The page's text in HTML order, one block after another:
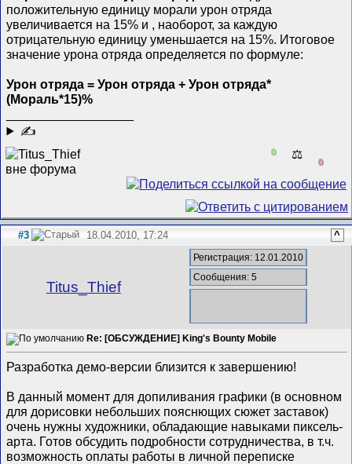
положительную единицу морали урон отряда
увеличивается на 15% и , наоборот, за каждую
отрицательную единицу уменьшается на 15%. Итоговое
значение урона отряда определяется по формуле:
Урон отряда = Урон отряда + Урон отряда*
(Мораль*15)%
✍
0 ⚖️
0
#3 18.04.2010, 17:24 ^
Titus_Thief
Регистрация: 12.01.2010
Сообщения: 5
Re: [ОБСУЖДЕНИЕ] King's Bounty Mobile
Разработка демо-версии близится к завершению!
В данный момент для допиливания графики (в основном
для дорисовки небольших пояснющих сюжет заставок)
очень нужны художники, обладающие навыками пиксель-
арта. Готов обсудить подробности сотрудничества, в т.ч.
возможность оплаты работы в личной переписке